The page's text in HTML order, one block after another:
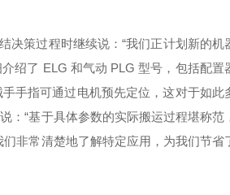
策过程时继续说：“我们正计划新的机
绍了 ELG 和气动 PLG 型号，包括配置
手指可通过电机预先定位，这对于如此
：“基于具体参数的实际搬运过程堪称范
非常清楚地了解特定应用，为我们节省